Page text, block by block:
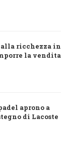
ricchezza in
la vendita
aprono a
di Lacoste